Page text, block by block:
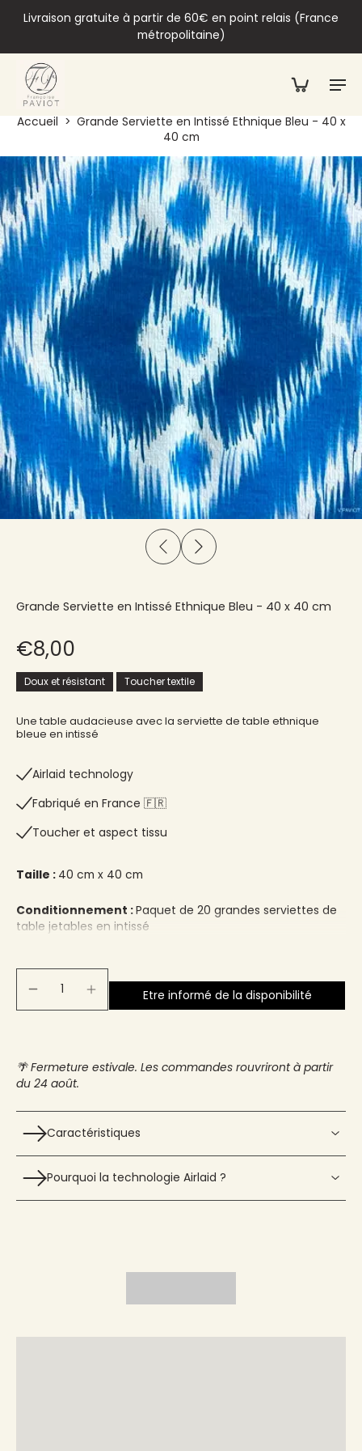
Livraison gratuite à partir de 60€ en point relais (France
métropolitaine)
Accueil > Grande Serviette en Intissé Ethnique Bleu - 40 x
40 cm
Grande Serviette en Intissé Ethnique Bleu - 40 x 40 cm
€8,00
Doux et résistant Toucher textile
Une table audacieuse avec la serviette de table ethnique
bleue en intissé
Airlaid technology
Fabriqué en France 🇫🇷​
Toucher et aspect tissu
Taille : 40 cm x 40 cm
Conditionnement :Paquet de 20 grandes serviettes de
table jetables en intissé
Etre informé de la disponibilité
🌴 Fermeture estivale. Les commandes rouvriront à partir
du 24 août.
Caractéristiques
Pourquoi la technologie Airlaid ?